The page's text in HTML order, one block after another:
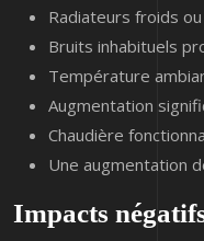
Radiateurs froids
Bruits inhabituels
Température
Augmentation
Chaudière
Une augmentation
Impacts